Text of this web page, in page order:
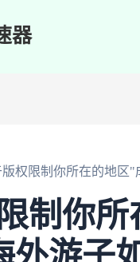
器
权限制你所在的地区"
制你